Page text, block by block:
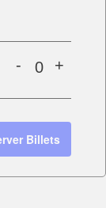
- +
Billets